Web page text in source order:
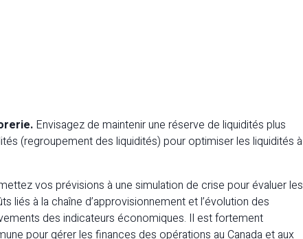
Envisagez de maintenir une réserve de liquidités plus
(regroupement des liquidités) pour optimiser les liquidités à
vos prévisions à une simulation de crise pour évaluer les
liés à la chaîne d’approvisionnement et l’évolution des
des indicateurs économiques. Il est fortement
pour gérer les finances des opérations au Canada et aux